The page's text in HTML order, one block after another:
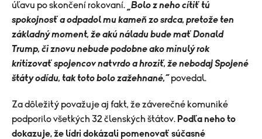
úľavu po skončení rokovaní.
„Bolo z neho cítiť tú
spokojnosť a odpadol mu kameň zo srdca, pretože ten
základný moment, že akú náladu bude mať Donald
Trump, či znovu nebude podobne ako minulý rok
kritizovať spojencov natvrdo a hroziť, že nebodaj Spojené
štáty odídu, tak toto bolo zažehnané,“ povedal.
Za dôležitý považuje aj fakt, že záverečné komuniké
podporilo všetkých 32 členských štátov. Podľa neho to
dokazuje, že lídri dokázali pomenovať súčasné